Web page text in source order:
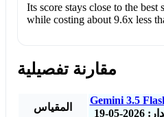
Its score stays close to the best
while costing about 9.6x less
مقارنة تفصيلية
المقياس
Gemini 3.5
05-19